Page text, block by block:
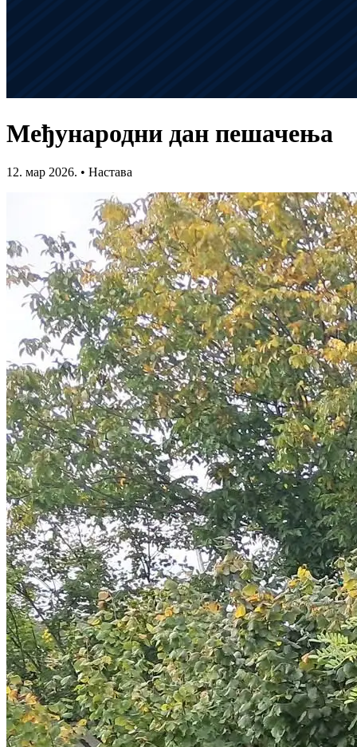
Међународни дан пешачења
12. мар 2026. • Настава